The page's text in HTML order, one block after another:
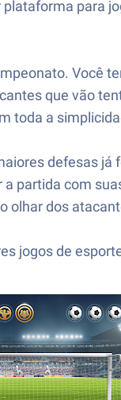
para
Você
que vão
toda a
defesas
partida com
olhar dos
jogos de